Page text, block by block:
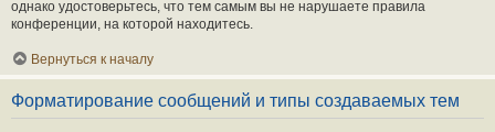
однако удостоверьтесь, что тем самым вы не нарушаете правила
конференции, на которой находитесь.
Вернуться к началу
Форматирование сообщений и типы создаваемых тем